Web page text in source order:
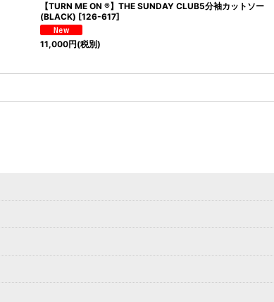
【TURN ME ON ®】THE SUNDAY CLUB5分袖カットソー
(BLACK) [126-617]
11,000円(税別)